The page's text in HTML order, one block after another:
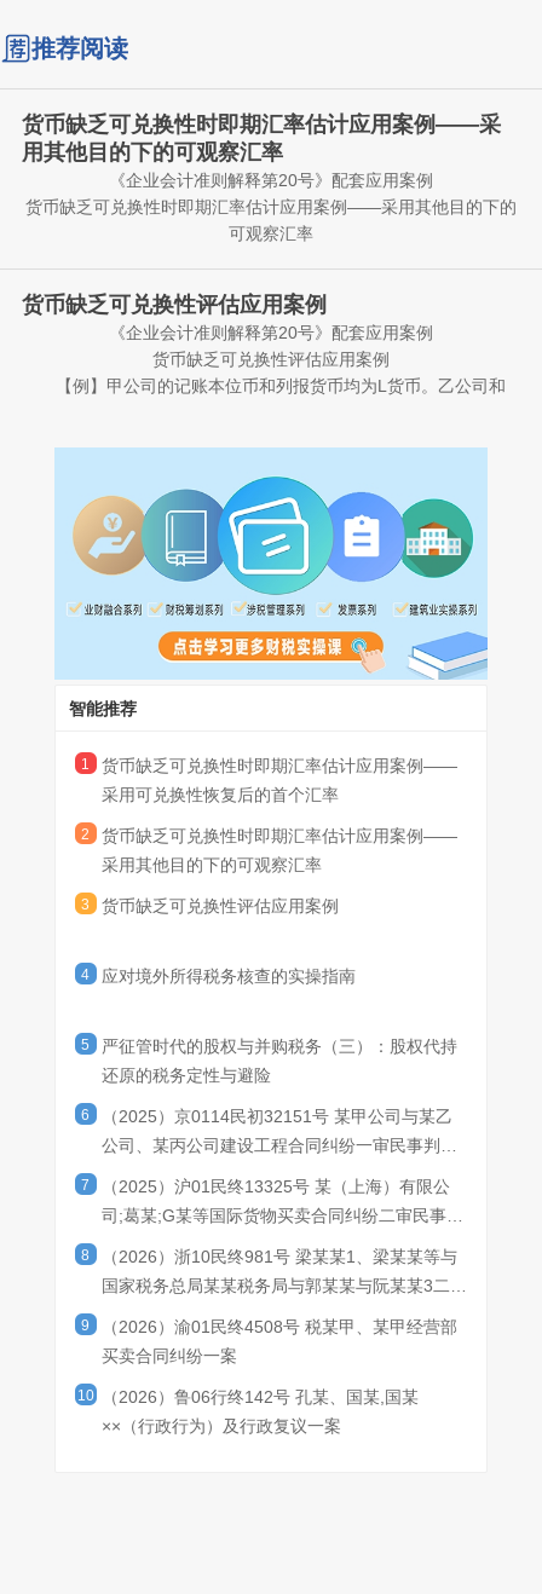
推荐阅读
货币缺乏可兑换性时即期汇率估计应用案例——采
用其他目的下的可观察汇率
《企业会计准则解释第20号》配套应用案例
货币缺乏可兑换性时即期汇率估计应用案例——采用其他目的下的
可观察汇率
即其经营所在地的法定货币。甲公司编制合并财务报表时，需将乙
公司外币财务报表折算为L货币。2X25年12月31日，乙公司所在地
货币主管部门规定，禁止以变现或结算净投资为目的将M货币兑换
为L货币，但允许基于任何其他目的的货币兑换。在基于其他目的
该汇率每日更新。因乙公司所在地货币主管部门禁止以变现或结算
净投资为目的将M货币兑换为L货币，甲公司认定M货币不可兑换为
假定不考虑其他因素，在上述情况下，甲公司在对乙公司2X25
年12月31日的财务状况和2X25年度的经营成果进行折算时，应当
如何估计即期汇率?
换为另一种货币时，企业应当对计量日的即期汇率进行估计，使其
能够如实反映在当前主要经济状况下市场参与者在计量日进行的有
序兑换交易所采用的汇率。在满足上述有关货币缺乏可兑换性时即
期汇率估计要求的情况下，企业可采用未经调整的可观察汇率或其
他估计方法，对相关即期汇率进行估计。
本例中，甲公司不能以变现或结算净投资为目的将M货币兑换
为L货币，但能够基于其他目的兑换货币。在基于其他目的将M货币
兑换为L货币时实行自由浮动汇率机制，并采用单一汇率，该汇率
每日更新。根据《企业会计准则解释第20号》，一种货币在某一目
的下不可兑换为另一种货币，但在其他目的下可兑换为另一种货币
的，企业应当考虑包括但不限于以下所列的因素，以判断其他目的
下的可观察汇率是否满足货币缺乏可兑换性时即期汇率的估计要
求：一是是否存在多个可观察汇率。如存在多个可观察汇率，可能
表明这些汇率包含对出于特定目的取得另一种货币的“激励”或“惩
如企业能够取得的另一种货币仅限于有限用途(如进口紧急物资)，
则该汇率可能未反映当前主要经济状况;三是汇率的性质。相较于受
监管部门管制及其他经常性干预的汇率，可观察的自由浮动汇率更
能反映当前主要经济状况;四是汇率更新的频率。相较于长期不变的
可观察汇率，每日或以更高频率更新的可观察汇率更能反映当前主
要经济状况。
本例中，基于其他目的将M货币兑换为L货币时采用单一的自由
浮动汇率且该汇率每日更新，同时基于其他目的兑换的货币也并非
为有限用途，因此，甲公司认定基于其他目的下的可观察汇率能够
满足“如实反映在当前主要经济状况下市场参与者在计量日进行的有
序兑换交易所采用的汇率”的要求，甲公司在折算乙公司2X25年12
月31日的财务状况和2X25年度的经营成果时可采用该可观察汇率
货币缺乏可兑换性评估应用案例
《企业会计准则解释第20号》配套应用案例
货币缺乏可兑换性评估应用案例
【例】甲公司的记账本位币和列报货币均为L货币。乙公司和
折算为L货币。
货币须在提交兑换申请时申报资金用途并完成相关行政审批流程。
通常情况下，货币主管部门按照正常行政流程进行审核并完成兑换
需10个工作日。2X26年6月1日，因无法满足市场对L货币的兑换需
求，乙公司所在地的货币主管部门暂停了官方兑换渠道。在官方兑
换渠道暂停期间，仅有零散中间商以非官方设定的汇率开展以M货
务，也不存在其他能够产生可强制执行权利和义务的市场或兑换机
制。
情形二：丙公司所在地货币主管部门规定，除进口食品和药品
以外，不接受用于其他目的的L货币兑换申请。
假定不考虑其他影响因素，在上述情形中，甲公司应当如何分
情形一中，2X26年6月1日前，乙公司所在地的货币主管部门
提供L货币的官方兑换渠道，按照正常行政流程进行审核并完成兑
换为L货币的正常行政延迟。根据《企业会计准则解释第20号》，
在评估企业能够在“一定时间范围内”通过可在兑换交易中产生可强
币，前述一定时间范围允许因法律或监管规定、公共假期等实际因
素导致的兑换业务办理的正常延迟。因此，在满足《企业会计准则
解释第20号》其他相关评估要求的情况下，甲公司在提交申请后10
个工作日内能够取得L货币的，可认定M货币可兑换为L货币。
2X26年6月1日后，在乙公司所在地的货币主管部门暂停官方
兑换渠道期间，仅有零散中间商以非官方设定的汇率开展以M货币
义务，也不存在其他能够产生可强制执行权利和义务的市场或兑换
机制。根据《企业会计准则解释第20号》，在评估一种货币是否可
兑换为另一种货币时，应当仅考虑能够产生可强制执行权利和义务
的市场或兑换机制。本情形中由于在官方兑换渠道暂停期间，不存
司应当认定M货币不可兑换为L货币。
情形二中，甲公司仅可基于进口食品和药品的目的申请将P货
币兑换为L货币，而不能为变现或结算对丙公司的净投资申请兑换L
货币。根据《企业会计准则解释第20号》，在评估一种货币是否可
兑换为另一种货币时，对于境外经营财务状况和经营成果的折算，
投资。本情形中，由于甲公司不能基于变现或结算对丙公司净投资
智能推荐
1
货币缺乏可兑换性时即期汇率估计应用案例——
采用可兑换性恢复后的首个汇率
2
货币缺乏可兑换性时即期汇率估计应用案例——
采用其他目的下的可观察汇率
3 货币缺乏可兑换性评估应用案例
4 应对境外所得税务核查的实操指南
5
严征管时代的股权与并购税务（三）：股权代持
还原的税务定性与避险
6
（2025）京0114民初32151号 某甲公司与某乙
公司、某丙公司建设工程合同纠纷一审民事判决
7
（2025）沪01民终13325号 某（上海）有限公
司;葛某;G某等国际货物买卖合同纠纷二审民事判
8
（2026）浙10民终981号 梁某某1、梁某某等与
国家税务总局某某税务局与郭某某与阮某某3二审
9
（2026）渝01民终4508号 税某甲、某甲经营部
买卖合同纠纷一案
10
（2026）鲁06行终142号 孔某、国某,国某
××（行政行为）及行政复议一案